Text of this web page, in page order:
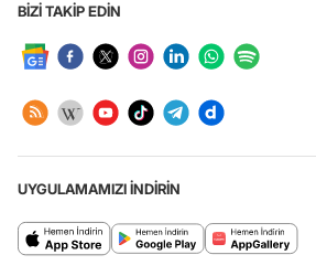
BİZİ TAKİP EDİN
UYGULAMAMIZI İNDİRİN